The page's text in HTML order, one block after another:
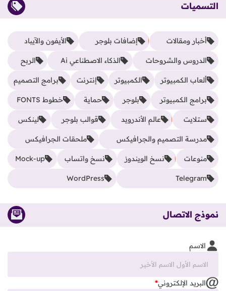
التسميات
أخبار ومقالات إضافات بلوجر الأيفون والآيباد
الدروس والشروحات الذكاء الاصطناعي Ai الربح
ألعاب الكمبيوتر الكمبيوتر إنترنت برامج التصميم
برامج الكمبيوتر بلوجر حماية خطوط FONTS
ستلايت عالم الأندرويد قوالب بلوجر لينكس
مدرسة التصميم والجرافيكس ملحقات الجرافيكس
منوعات نسخ الويندوز نسخ واتساب Mock-up
Telegram
WordPress
نموذج الاتصال
الاسم
البريد الإلكتروني*